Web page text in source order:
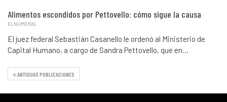
Alimentos escondidos por Pettovello: cómo sigue la causa
ELNUMERAL
El juez federal Sebastián Casanello le ordenó al Ministerio de
Capital Humano, a cargo de Sandra Pettovello, que en…
ANTIGUAS PUBLICACIONES